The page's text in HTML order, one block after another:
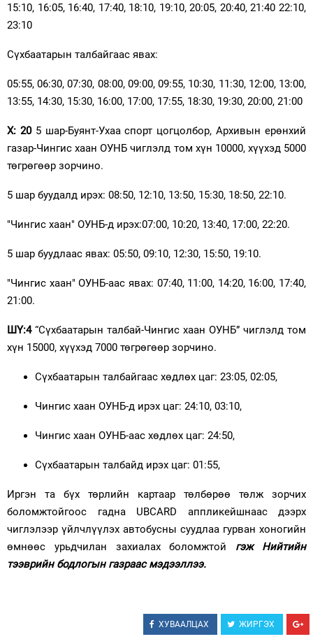
15:10, 16:05, 16:40, 17:40, 18:10, 19:10, 20:05, 20:40, 21:40 22:10,
23:10
Сүхбаатарын талбайгаас явах:
05:55, 06:30, 07:30, 08:00, 09:00, 09:55, 10:30, 11:30, 12:00, 13:00,
13:55, 14:30, 15:30, 16:00, 17:00, 17:55, 18:30, 19:30, 20:00, 21:00
Х: 205 шар-Буянт-Ухаа спорт цогцолбор, Архивын ерөнхий
газар-Чингис хаан ОУНБ чиглэлд том хүн 10000, хүүхэд 5000
төгрөгөөр зорчино.
5 шар буудалд ирэх: 08:50, 12:10, 13:50, 15:30, 18:50, 22:10.
"Чингис хаан" ОУНБ-д ирэх:07:00, 10:20, 13:40, 17:00, 22:20.
5 шар буудлаас явах: 05:50, 09:10, 12:30, 15:50, 19:10.
"Чингис хаан" ОУНБ-аас явах: 07:40, 11:00, 14:20, 16:00, 17:40,
21:00.
ШҮ:4“Сүхбаатарын талбай-Чингис хаан ОУНБ” чиглэлд том
хүн 15000, хүүхэд 7000 төгрөгөөр зорчино.
Сүхбаатарын талбайгаас хөдлөх цаг: 23:05, 02:05,
Чингис хаан ОУНБ-д ирэх цаг: 24:10, 03:10,
Чингис хаан ОУНБ-аас хөдлөх цаг: 24:50,
Сүхбаатарын талбайд ирэх цаг: 01:55,
Иргэн та бүх төрлийн картаар төлбөрөө төлж зорчих
боломжтойгоос гадна UBCARD аппликейшнаас дээрх
чиглэлээр үйлчлүүлэх автобусны суудлаа гурван хоногийн
өмнөөс урьдчилан захиалах боломжтой гэж Нийтийн
тээврийн бодлогын газраас мэдээллээ.
ХУВААЛЦАХ ЖИРГЭХ